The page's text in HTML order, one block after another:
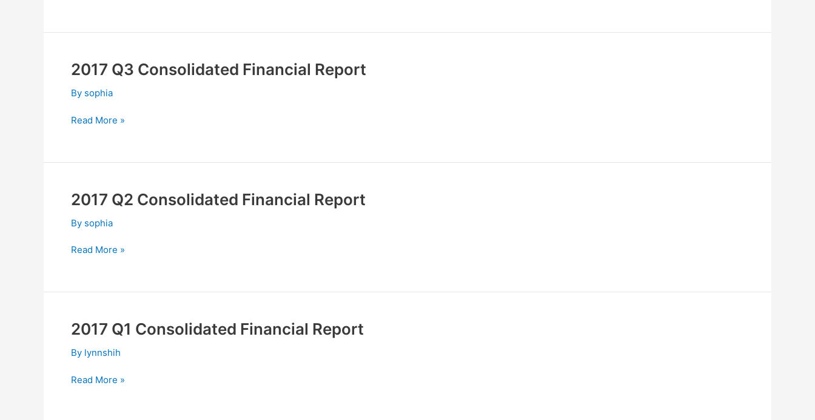
2017 Q3 Consolidated Financial Report
By sophia
2017
Consolidated
Report
Read More »
2017 Q2 Consolidated Financial Report
By sophia
2017
Consolidated
Report
Read More »
2017 Q1 Consolidated Financial Report
By lynnshih
2017
Consolidated
Report
Read More »